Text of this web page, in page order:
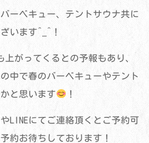
ーベキュー、テントサウナ共に
います^_^！
上がってくるとの予報もあり、
中で春のバーベキューやテント
と思います ！
LINEにてご連絡頂くとご予約可
約お待ちしております！